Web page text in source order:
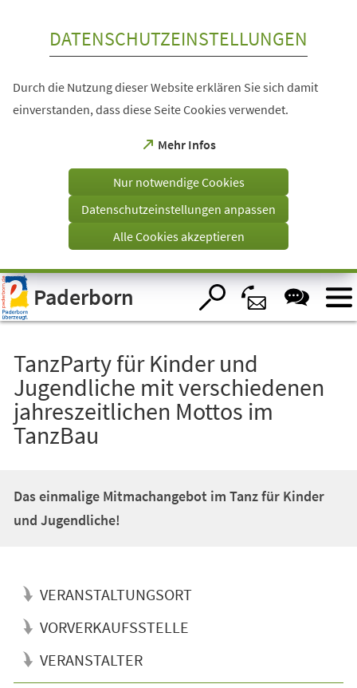
Visuelle
Assistenzsoftware
öffnen.
DATENSCHUTZEINSTELLUNGEN
Durch die Nutzung dieser Website erklären Sie sich damit
einverstanden, dass diese Seite Cookies verwendet.
Mehr Infos
(Öffnet
einem
Tab)
Nur notwendige Cookies
Datenschutzeinstellungen anpassen
Alle Cookies akzeptieren
Paderborn
TanzParty für Kinder und
Jugendliche mit verschiedenen
jahreszeitlichen Mottos im
TanzBau
Das einmalige Mitmachangebot im Tanz für Kinder
und Jugendliche!
VERANSTALTUNGSORT
VORVERKAUFSSTELLE
VERANSTALTER